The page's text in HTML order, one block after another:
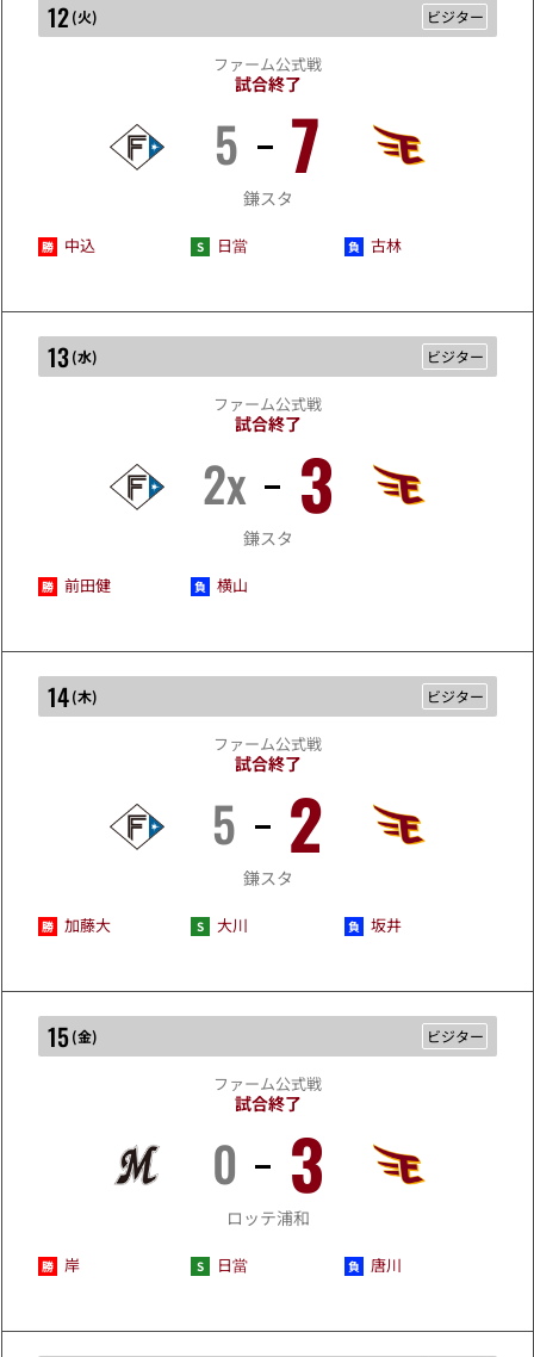
5/12
12(火) ビジター
ファーム公式戦
試合終了
5 7
鎌スタ
中込 日當 古林
5/13
13(水) ビジター
ファーム公式戦
試合終了
2x 3
鎌スタ
前田健 横山
5/14
14(木) ビジター
ファーム公式戦
試合終了
5 2
鎌スタ
加藤大 大川 坂井
5/15
15(金) ビジター
ファーム公式戦
試合終了
0 3
ロッテ浦和
岸 日當 唐川